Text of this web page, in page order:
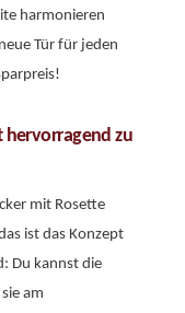
harmonieren
Tür für jeden
hervorragend zu
mit Rosette
ist das Konzept
Du kannst die
am